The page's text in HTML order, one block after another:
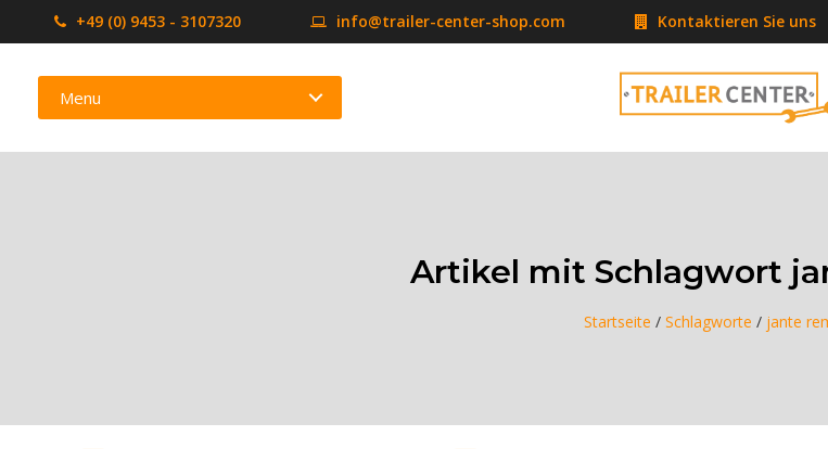
+49 (0) 9453 - 3107320 info@trailer-center-shop.com Kontaktieren Sie uns
Menu
Artikel mit Schlagwort
Startseite / Schlagworte / jante